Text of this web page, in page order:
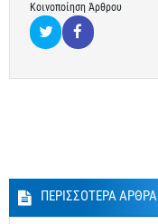
Κοινοποίηση Άρθρου
ΠΕΡΙΣΣΟΤΕΡΑ ΑΡΘΡΑ